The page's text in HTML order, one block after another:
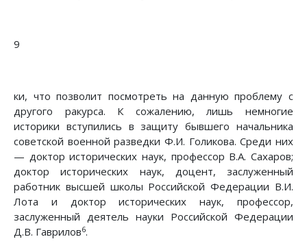
9
ки, что позволит посмотреть на данную проблему с
другого ракурса. К сожалению, лишь немногие
историки вступились в защиту бывшего начальника
советской военной разведки Ф.И. Голикова. Среди них
— доктор исторических наук, профессор В.А. Сахаров;
доктор исторических наук, доцент, заслуженный
работник высшей школы Российской Федерации В.И.
Лота и доктор исторических наук, профессор,
заслуженный деятель науки Российской Федерации
Д.В. Гаврилов6.